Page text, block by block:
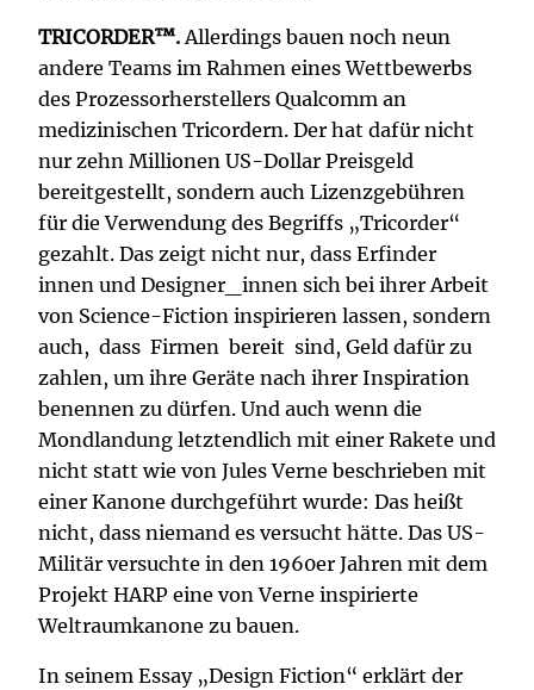
TRICORDER™.Allerdings bauen noch neun
andere Teams im Rahmen eines Wettbewerbs
des Prozessorherstellers Qualcomm an
medizinischen Tricordern. Der hat dafür nicht
nur zehn Millionen US-Dollar Preisgeld
bereitgestellt, sondern auch Lizenzgebühren
für die Verwendung des Begriffs „Tricorder“
gezahlt. Das zeigt nicht nur, dass Erfinder
innen und Designer_innen sich bei ihrer Arbeit
von Science-Fiction inspirieren lassen, sondern
auch, dass Firmen bereit sind, Geld dafür zu
zahlen, um ihre Geräte nach ihrer Inspiration
benennen zu dürfen. Und auch wenn die
Mondlandung letztendlich mit einer Rakete und
nicht statt wie von Jules Verne beschrieben mit
einer Kanone durchgeführt wurde: Das heißt
nicht, dass niemand es versucht hätte. Das US-
Militär versuchte in den 1960er Jahren mit dem
Projekt HARP eine von Verne inspirierte
Weltraumkanone zu bauen.
In seinem Essay „Design Fiction“ erklärt der